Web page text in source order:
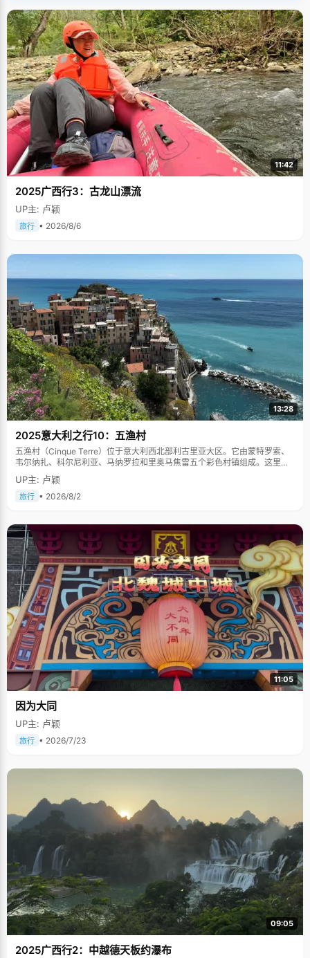
11:42
2025广西行3：古龙山漂流
UP主: 卢颖
旅行 • 2026/8/6
13:28
2025意大利之行10：五渔村
五渔村（Cinque Terre）位于意大利西北部利古里亚大区。它由蒙特罗索、
韦尔纳扎、科尔尼利亚、马纳罗拉和里奥马焦雷五个彩色村镇组成。这里依
山傍海，房屋色彩斑斓，1997年被列为世界文化遗产。
UP主: 卢颖
旅行 • 2026/8/2
11:05
因为大同
UP主: 卢颖
旅行 • 2026/7/23
09:05
2025广西行2：中越德天板约瀑布